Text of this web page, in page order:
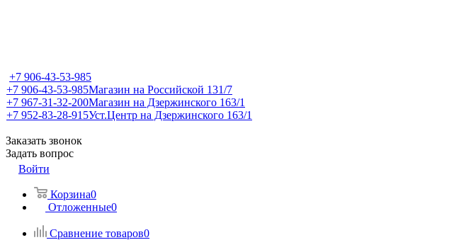
+7 906-43-53-985
+7 906-43-53-985Магазин на Российской 131/7
+7 967-31-32-200Магазин на Дзержинского 163/1
+7 952-83-28-915Уст.Центр на Дзержинского 163/1
Заказать звонок
Задать вопрос
Войти
Корзина0
Отложенные0
Сравнение товаров0